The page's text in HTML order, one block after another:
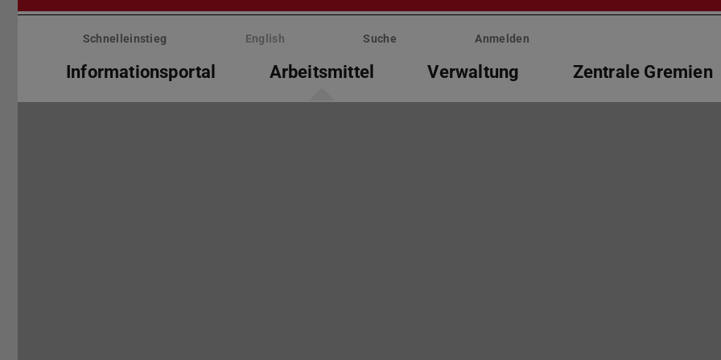
Menü
überspringenSchnelleinstieg English Suche Anmelden
Informationsportal Arbeitsmittel Verwaltung Zentrale Gremien